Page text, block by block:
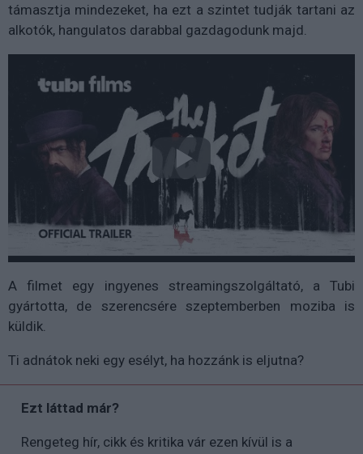
támasztja mindezeket, ha ezt a szintet tudják tartani az
alkotók, hangulatos darabbal gazdagodunk majd.
A filmet egy ingyenes streamingszolgáltató, a Tubi
gyártotta, de szerencsére szeptemberben moziba is
küldik.
Ti adnátok neki egy esélyt, ha hozzánk is eljutna?
Ezt láttad már?
Rengeteg hír, cikk és kritika vár ezen kívül is a